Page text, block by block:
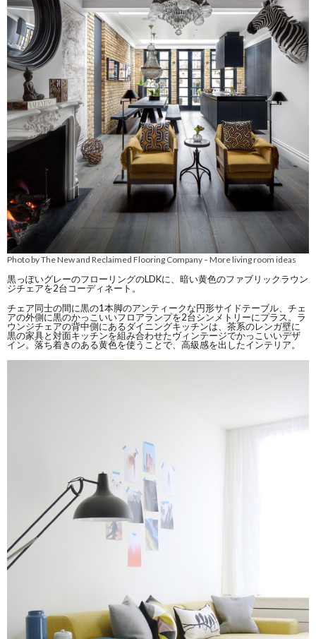
Photo by The New and Reclaimed Flooring Company–More living room ideas
黒っぽいグレーのフローリングのLDKに、暗い黄色のファブリックラウン
ジチェアを2台コーディネート。
チェア同士の間に黒の1本脚のアンティークな円形サイドテーブル、チェ
アの外側に黒のかっこいいフロアランプを2台シンメトリーにプラス。ラ
ウンジチェアの背中側にあるダイニングキッチンは、茶系のレンガ壁に
黒の家具と対面キッチンを組み合わせたヴィンテージでかっこいいデザ
イン。落ち着きのある黄色を使うことで、高級感を出したインテリア。